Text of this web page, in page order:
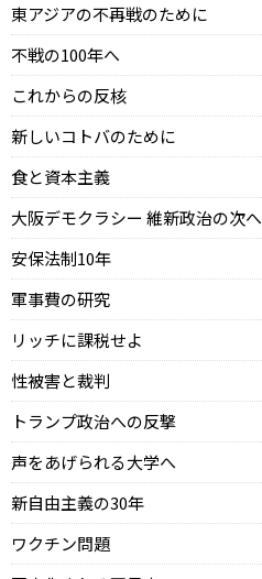
東アジアの不再戦のために
不戦の100年へ
これからの反核
新しいコトバのために
食と資本主義
大阪デモクラシー 維新政治の次へ
安保法制10年
軍事費の研究
リッチに課税せよ
性被害と裁判
トランプ政治への反撃
声をあげられる大学へ
新自由主義の30年
ワクチン問題